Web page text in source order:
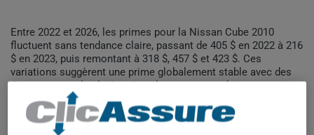
Entre 2022 et 2026, les primes pour la Nissan Cube 2010
fluctuent sans tendance claire, passant de 405 $ en 2022 à 216
$ en 2023, puis remontant à 318 $, 457 $ et 423 $. Ces
variations suggèrent une prime globalement stable avec des
écarts ponctuels plutôt qu'une hausse ou une baisse continue.
Pour trouver la meilleur assurance pour votre véhicule NISSAN
CUBE 2010, il est plus important que jamais de comparer les
options disponibles.